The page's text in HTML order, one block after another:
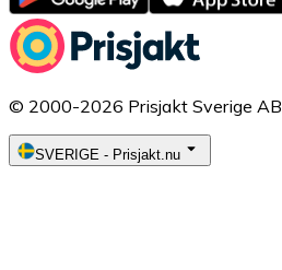
© 2000-2026 Prisjakt Sverige AB
SVERIGE - Prisjakt.nu